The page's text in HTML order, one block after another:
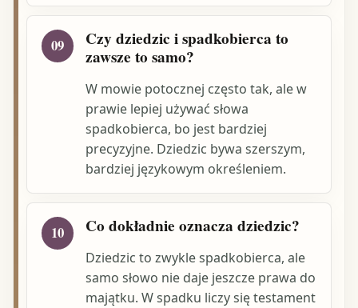
09
Czy dziedzic i spadkobierca to
zawsze to samo?
W mowie potocznej często tak, ale w
prawie lepiej używać słowa
spadkobierca, bo jest bardziej
precyzyjne. Dziedzic bywa szerszym,
bardziej językowym określeniem.
10 Co dokładnie oznacza dziedzic?
Dziedzic to zwykle spadkobierca, ale
samo słowo nie daje jeszcze prawa do
majątku. W spadku liczy się testament